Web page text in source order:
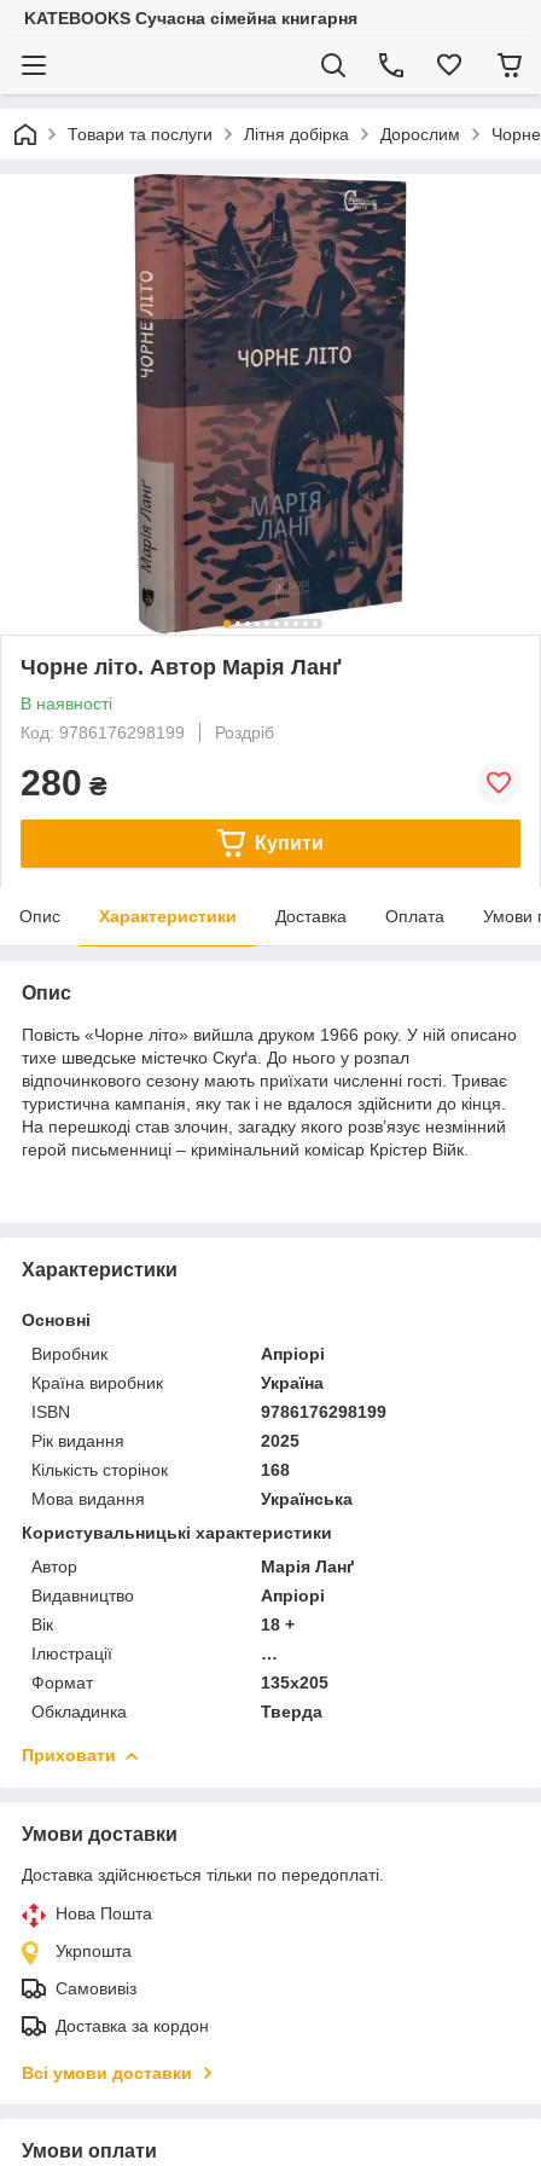
KATEBOOKS Сучасна сімейна книгарня
Товари та послуги Літня добірка Дорослим
Чорне літо. Автор Марія Ланґ
В наявності
Код: 9786176298199
Роздріб
280 ₴
Купити
Опис Характеристики Доставка Оплата Умови
Опис
Повість «Чорне літо» вийшла друком 1966 року. У ній описано
тихе шведське містечко Скуґа. До нього у розпал
відпочинкового сезону мають приїхати численні гості. Триває
туристична кампанія, яку так і не вдалося здійснити до кінця.
На перешкоді став злочин, загадку якого розв’язує незмінний
герой письменниці – кримінальний комісар Крістер Війк.
Характеристики
Основні
Виробник
Апріорі
Країна виробник
Україна
ISBN
9786176298199
Рік видання
2025
Кількість сторінок
168
Мова видання
Українська
Користувальницькі характеристики
Автор
Марія Ланґ
Видавництво
Апріорі
Вік
18 +
Ілюстрації
…
Формат
135х205
Обкладинка
Тверда
Приховати
Умови доставки
Доставка здійснюється тільки по передоплаті.
Нова Пошта
Укрпошта
Самовивіз
Доставка за кордон
Всі умови доставки
Умови оплати